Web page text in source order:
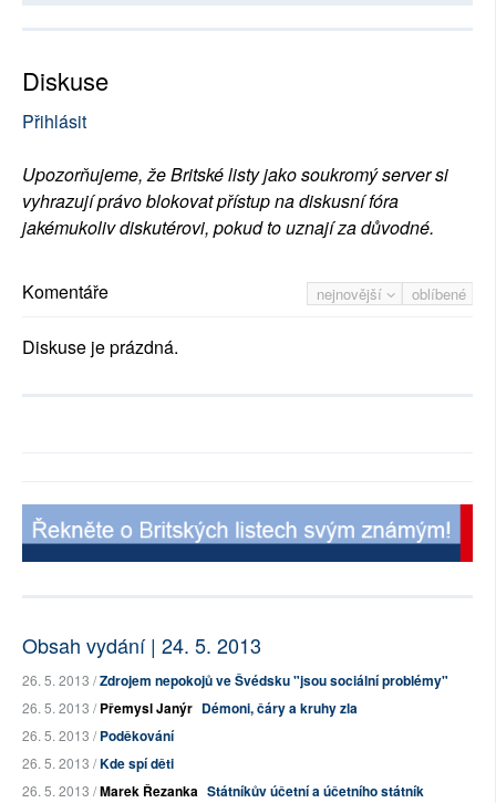
Diskuse
Přihlásit
Upozorňujeme, že Britské listy jako soukromý server si
vyhrazují právo blokovat přístup na diskusní fóra
jakémukoliv diskutérovi, pokud to uznají za důvodné.
nejnovější oblíbené
Komentáře
Diskuse je prázdná.
Obsah vydání | 24. 5. 2013
26. 5. 2013 /Zdrojem nepokojů ve Švédsku "jsou sociální problémy"
26. 5. 2013 /Přemysl Janýr Démoni, čáry a kruhy zla
26. 5. 2013 /Poděkování
26. 5. 2013 /Kde spí děti
26. 5. 2013 /Marek Řezanka Státníkův účetní a účetního státník